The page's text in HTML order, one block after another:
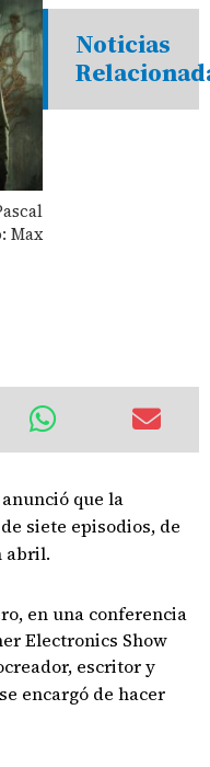
Max
Noticias
anunció que la
siete episodios, de
abril.
en una conferencia
Electronics Show
escritor y
encargó de hacer